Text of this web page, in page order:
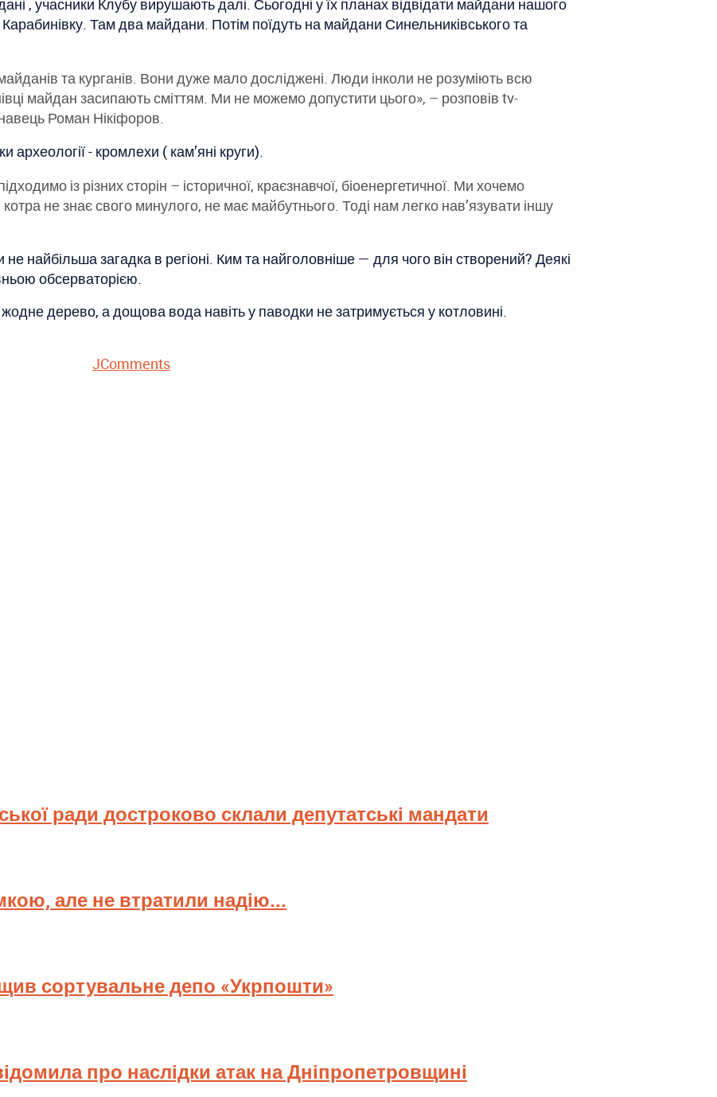
, учасники Клубу вирушають далі. Сьогодні у їх планах відвідати майдани нашого
Там два майдани. Потім поїдуть на майдани Синельниківського та
та курганів. Вони дуже мало досліджені. Люди інколи не розуміють всю
майдан засипають сміттям. Ми не можемо допустити цього», – розповів tv-
Роман Нікіфоров.
археології - кромлехи ( кам’яні круги).
із різних сторін – історичної, краєзнавчої, біоенергетичної. Ми хочемо
не знає свого минулого, не має майбутнього. Тоді нам легко нав’язувати іншу
найбільша загадка в регіоні. Ким та найголовніше — для чого він створений? Деякі
обсерваторією.
дерево, а дощова вода навіть у паводки не затримується у котловині.
JComments
ради достроково склали депутатські мандати
але не втратили надію...
сортувальне депо «Укрпошти»
про наслідки атак на Дніпропетровщині